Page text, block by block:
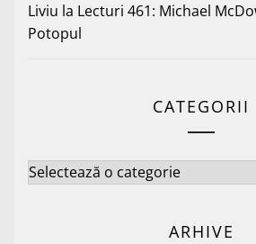
Liviu la Lecturi 461: Michael
Potopul
CATEGORII
Categorii
ARHIVE